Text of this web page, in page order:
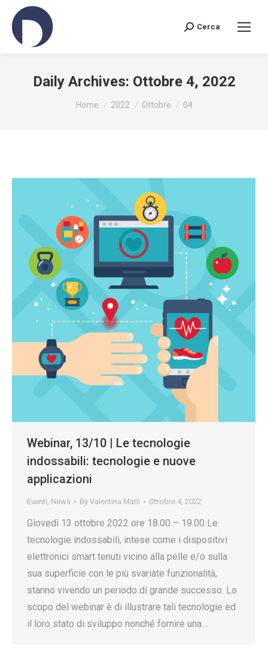
Search:
Cerca
Daily Archives: Ottobre 4, 2022
You are here:
Home 2022 Ottobre 04
Webinar, 13/10 | Le tecnologie
indossabili: tecnologie e nuove
applicazioni
Eventi, News By Valentina Matli Ottobre 4, 2022
Giovedì 13 ottobre 2022 ore 18.00 – 19.00 Le
tecnologie indossabili, intese come i dispositivi
elettronici smart tenuti vicino alla pelle e/o sulla
sua superficie con le più svariate funzionalità,
stanno vivendo un periodo di grande successo. Lo
scopo del webinar è di illustrare tali tecnologie ed
il loro stato di sviluppo nonché fornire una…